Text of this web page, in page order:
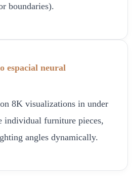
boundaries).
espacial neural
8K visualizations in under
individual furniture pieces,
angles dynamically.